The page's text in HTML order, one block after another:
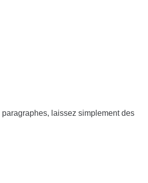
paragraphes, laissez simplement des